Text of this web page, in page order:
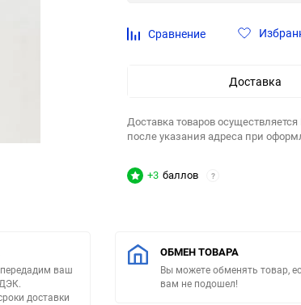
Сравнение
Доставка
Доставка товаров
после указания адреса при
+3 баллов ?
ваш
доставки
ОБМЕН ТОВАРА
Вы можете обменять товар,
вам не подошел!